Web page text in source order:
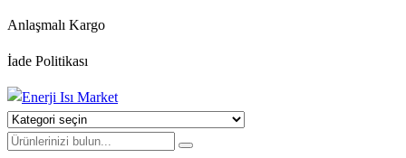
İçeriğe
Anlaşmalı Kargo
İade Politikası